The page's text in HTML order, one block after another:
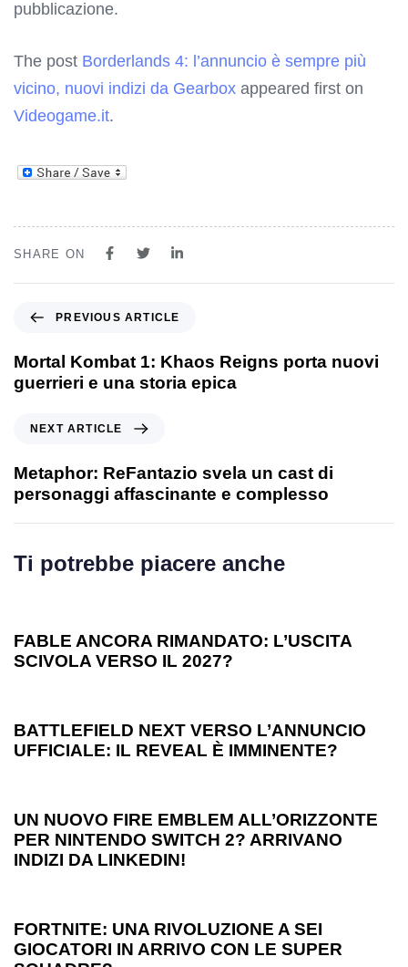
pubblicazione.
The post Borderlands 4: l’annuncio è sempre più
vicino, nuovi indizi da Gearbox appeared first on
Videogame.it.
SHARE ON
PREVIOUS ARTICLE
Mortal Kombat 1: Khaos Reigns porta nuovi
guerrieri e una storia epica
NEXT ARTICLE
Metaphor: ReFantazio svela un cast di
personaggi affascinante e complesso
Ti potrebbe piacere anche
FABLE ANCORA RIMANDATO: L’USCITA
SCIVOLA VERSO IL 2027?
BATTLEFIELD NEXT VERSO L’ANNUNCIO
UFFICIALE: IL REVEAL È IMMINENTE?
UN NUOVO FIRE EMBLEM ALL’ORIZZONTE
PER NINTENDO SWITCH 2? ARRIVANO
INDIZI DA LINKEDIN!
FORTNITE: UNA RIVOLUZIONE A SEI
GIOCATORI IN ARRIVO CON LE SUPER